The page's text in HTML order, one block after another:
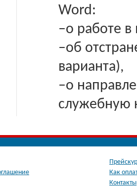
Word:
–о работе
–об
варианта),
–о
служебную
Как
Контакты